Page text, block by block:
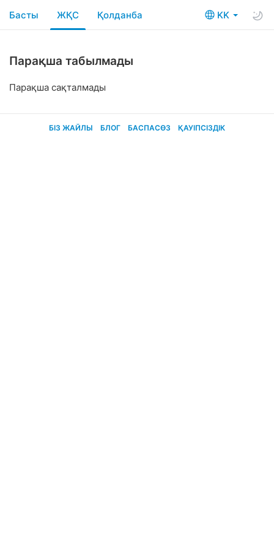
KK
Басты ЖҚС Қолданба
Парақша табылмады
Парақша сақталмады
БІЗ ЖАЙЛЫ БЛОГ БАСПАСӨЗ ҚАУІПСІЗДІК